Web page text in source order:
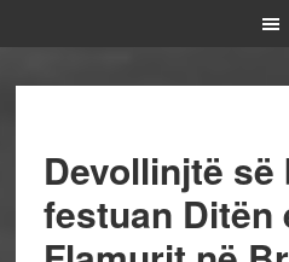
Devollinjtë së
festuan Ditën